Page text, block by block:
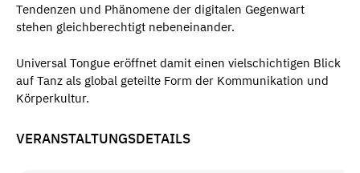
Tendenzen und Phänomene der digitalen Gegenwart
stehen gleichberechtigt nebeneinander.
Universal Tongue eröffnet damit einen vielschichtigen Blick
auf Tanz als global geteilte Form der Kommunikation und
Körperkultur.
VERANSTALTUNGSDETAILS